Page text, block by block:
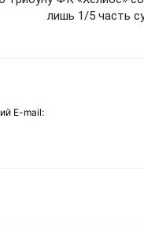
лишь 1/5 часть
E-mail: